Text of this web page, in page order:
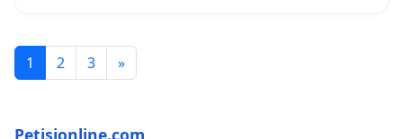
1 2 3 »
Petisionline.com